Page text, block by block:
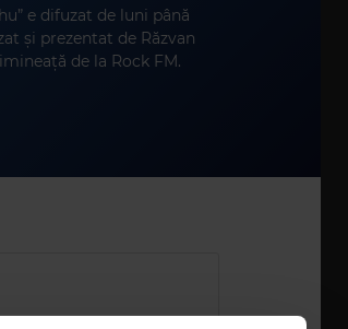
e difuzat de luni până
și prezentat de Răzvan
de la Rock FM.